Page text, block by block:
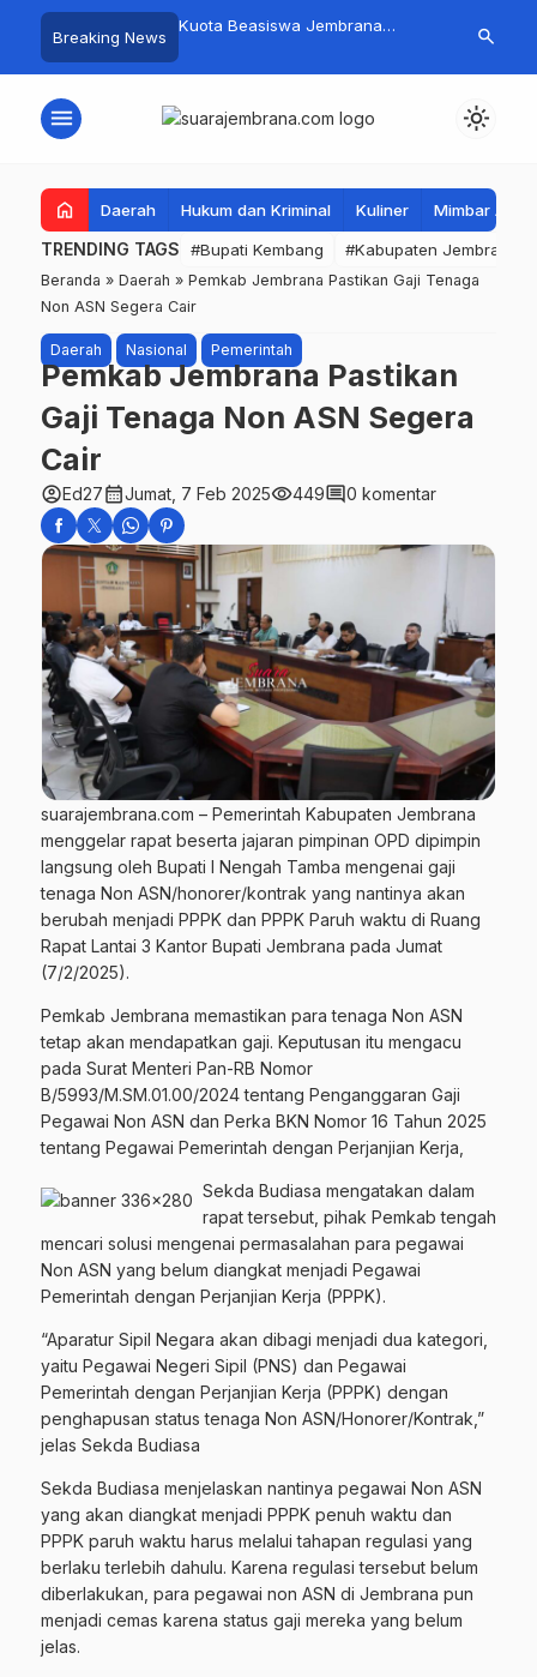
Breaking News
Kembang Beri
Warga Sri
Kuota Beasiswa Jembrana
Siapkan Upaya Penambahan di
Fantastis!
Jembrana
search
menu light_mode
home Daerah Hukum dan Kriminal Kuliner Mimbar
TRENDING TAGS #Bupati Kembang #Kabupaten Jembrana
Beranda » Daerah » Pemkab Jembrana Pastikan Gaji Tenaga
Non ASN Segera Cair
Daerah Nasional Pemerintah
Pemkab Jembrana Pastikan
Gaji Tenaga Non ASN Segera
Cair
account_circleEd27calendar_monthJumat, 7 Feb 2025visibility449comment0 komentar
suarajembrana.com – Pemerintah Kabupaten Jembrana
menggelar rapat beserta jajaran pimpinan OPD dipimpin
langsung oleh Bupati I Nengah Tamba mengenai gaji
tenaga Non ASN/honorer/kontrak yang nantinya akan
berubah menjadi PPPK dan PPPK Paruh waktu di Ruang
Rapat Lantai 3 Kantor Bupati Jembrana pada Jumat
(7/2/2025).
Pemkab Jembrana memastikan para tenaga Non ASN
tetap akan mendapatkan gaji. Keputusan itu mengacu
pada Surat Menteri Pan-RB Nomor
B/5993/M.SM.01.00/2024 tentang Penganggaran Gaji
Pegawai Non ASN dan Perka BKN Nomor 16 Tahun 2025
tentang Pegawai Pemerintah dengan Perjanjian Kerja,
Sekda Budiasa mengatakan dalam
rapat tersebut, pihak Pemkab tengah
mencari solusi mengenai permasalahan para pegawai
Non ASN yang belum diangkat menjadi Pegawai
Pemerintah dengan Perjanjian Kerja (PPPK).
“Aparatur Sipil Negara akan dibagi menjadi dua kategori,
yaitu Pegawai Negeri Sipil (PNS) dan Pegawai
Pemerintah dengan Perjanjian Kerja (PPPK) dengan
penghapusan status tenaga Non ASN/Honorer/Kontrak,”
jelas Sekda Budiasa
Sekda Budiasa menjelaskan nantinya pegawai Non ASN
yang akan diangkat menjadi PPPK penuh waktu dan
PPPK paruh waktu harus melalui tahapan regulasi yang
berlaku terlebih dahulu. Karena regulasi tersebut belum
diberlakukan, para pegawai non ASN di Jembrana pun
menjadi cemas karena status gaji mereka yang belum
jelas.